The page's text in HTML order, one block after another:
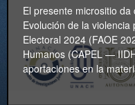
El presente micrositio
Evolución de la
Electoral 2024 (FAOE
Humanos (CAPEL —
aportaciones en la